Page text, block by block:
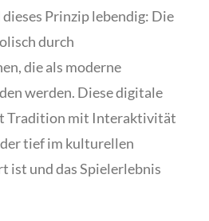
Prinzip lebendig: Die
durch
die als moderne
werden. Diese digitale
Tradition mit Interaktivität
tief im kulturellen
ist und das Spielerlebnis